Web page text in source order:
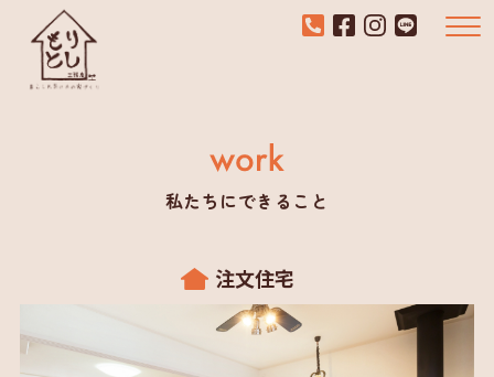
私たちにできること
注文住宅